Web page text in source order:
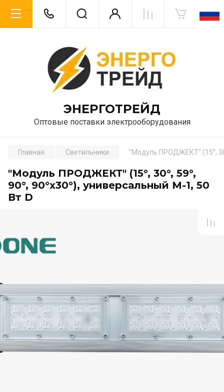
ЭНЕРГОТРЕЙД
Оптовые поставки электрооборудования
Главная Светильники "Модуль ПРОДЖЕКТ" (15°,
"Модуль ПРОДЖЕКТ" (15°, 30°, 59°,
90°, 90°х30°), универсальный М-1, 50
Вт D